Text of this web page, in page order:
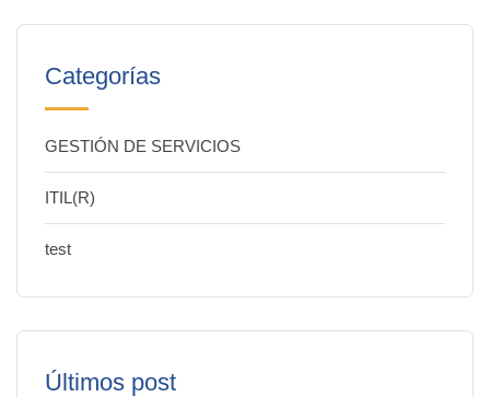
Categorías
GESTIÓN DE SERVICIOS
ITIL(R)
test
Últimos post